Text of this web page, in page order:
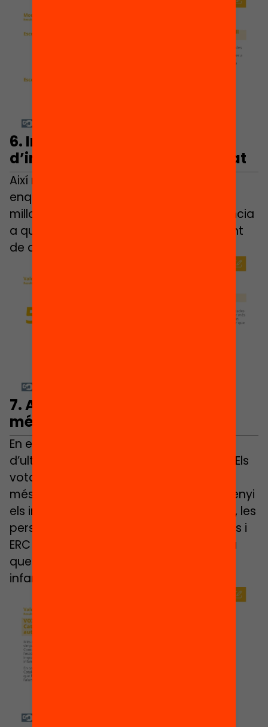
6. Infants lliures, per davant
d’infants que obeeixin autoritat
Així mateix, la meitat de les persones
enquestades contesta que creu que és
millor l’estil d’escola que dona importància
a que els infants siguin lliures, per davant
de que ensenyi a obeir l’autoritat.
7.Aliança Catalana, Vox i PP,
més autoritat que llibertat
En el cas dels simpatitzants de partits
d’ultradreta, els resultats són diferents. Els
votants d’Aliança Catalana i Vox estan
més a favor d’un estil d’escola que ensenyi
els infants a obeir l’autoritat. Per contra, les
persones simpatitzants de CUP, Comuns i
ERC prefereixen àmpliament una escola
que dona importància a la llibertat dels
infants.